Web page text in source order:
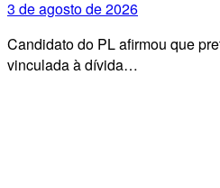
3 de agosto de 2026
Candidato do PL afirmou que
vinculada à dívida…